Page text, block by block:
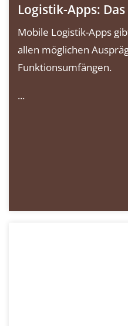
Logistik-Apps:
Mobile Logistik-Apps
allen möglichen
Funktionsumfängen.
...